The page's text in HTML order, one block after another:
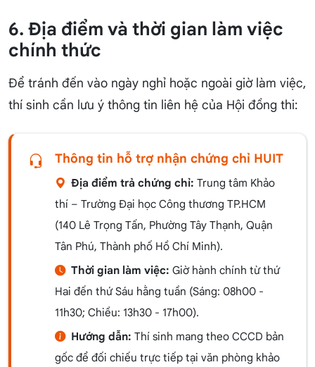
6. Địa điểm và thời gian làm việc
chính thức
Để tránh đến vào ngày nghỉ hoặc ngoài giờ làm việc,
thí sinh cần lưu ý thông tin liên hệ của Hội đồng thi:
Thông tin hỗ trợ nhận chứng chỉ HUIT
Địa điểm trả chứng chỉ: Trung tâm Khảo
thí – Trường Đại học Công thương TP.HCM
(140 Lê Trọng Tấn, Phường Tây Thạnh, Quận
Tân Phú, Thành phố Hồ Chí Minh).
Thời gian làm việc: Giờ hành chính từ thứ
Hai đến thứ Sáu hằng tuần (Sáng: 08h00 -
11h30; Chiều: 13h30 - 17h00).
Hướng dẫn: Thí sinh mang theo CCCD bản
gốc để đối chiếu trực tiếp tại văn phòng khảo